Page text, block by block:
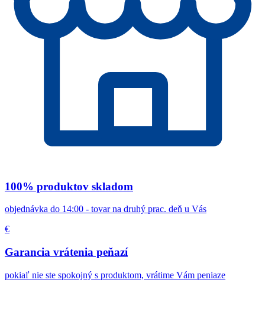
100% produktov skladom
objednávka do 14:00 - tovar na druhý prac. deň u Vás
€
Garancia vrátenia peňazí
pokiaľ nie ste spokojný s produktom, vrátime Vám peniaze